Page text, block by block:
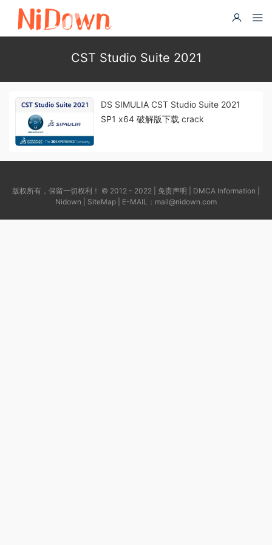
CST Studio Suite 2021
DS SIMULIA CST Studio Suite 2021
SP1 x64 破解版下载 crack
版权所有，保留一切权利！ © 2012 - 2022 | 免责声明 DMCA Information
Nidown
SiteMap | E-MAIL： mail@nidown.com